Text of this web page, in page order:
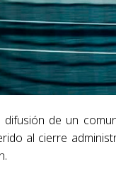
difusión de un
al cierre